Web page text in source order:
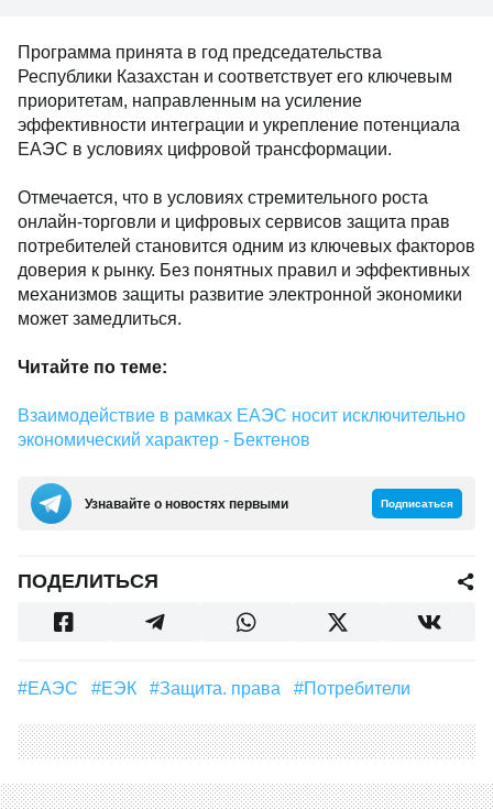
Программа принята в год председательства
Республики Казахстан и соответствует его ключевым
приоритетам, направленным на усиление
эффективности интеграции и укрепление потенциала
ЕАЭС в условиях цифровой трансформации.
Отмечается, что в условиях стремительного роста
онлайн-торговли и цифровых сервисов защита прав
потребителей становится одним из ключевых факторов
доверия к рынку. Без понятных правил и эффективных
механизмов защиты развитие электронной экономики
может замедлиться.
Читайте по теме:
Взаимодействие в рамках ЕАЭС носит исключительно
экономический характер - Бектенов
Узнавайте о новостях первыми Подписаться
ПОДЕЛИТЬСЯ
#ЕАЭС #ЕЭК #защита. права #потребители